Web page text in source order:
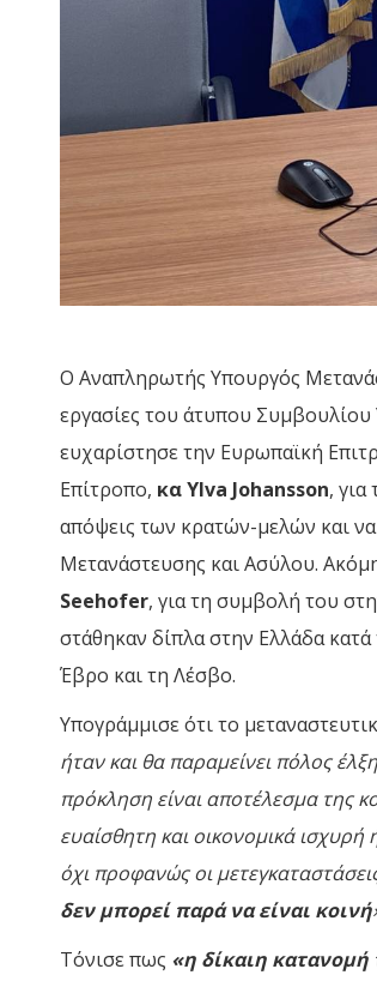
Ο Αναπληρωτής Υπουργός
εργασίες του άτυπου
ευχαρίστησε την Ευρωπαϊκή
Επίτροπο, καYlva Johansson,
απόψεις των κρατών-μελών και
Μετανάστευσης και Ασύλου.
Seehofer, για τη συμβολή του
στάθηκαν δίπλα στην Ελλάδα
Έβρο και τη Λέσβο.
Υπογράμμισε ότι το
ήταν και θα παραμείνει πόλος
πρόκληση είναι αποτέλεσμα της
ευαίσθητη και οικονομικά ισχυρή
όχι προφανώς οι
δεν μπορεί παρά να είναι κοινή
Τόνισε πως «η δίκαιη